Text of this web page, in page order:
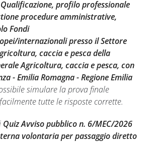
Qualificazione, profilo professionale
procedure amministrative,
Fondi
internazionali presso il Settore
caccia e pesca della
Agricoltura, caccia e pesca, con
- Emilia Romagna - Regione Emilia
simulare la prova finale
tutte le risposte corrette.
Quiz Avviso pubblico n. 6/MEC/2026
volontaria per passaggio diretto